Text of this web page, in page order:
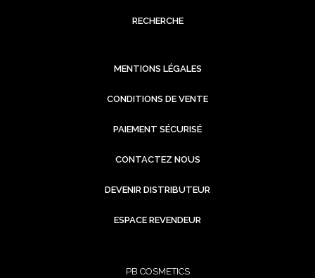
RECHERCHE
MENTIONS LÉGALES
CONDITIONS DE VENTE
PAIEMENT SÉCURISÉ
CONTACTEZ NOUS
DEVENIR DISTRIBUTEUR
ESPACE REVENDEUR
PB COSMETICS